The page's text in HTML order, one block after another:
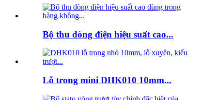
Bộ thu dòng điện hiệu suất cao...
Lỗ trong mini DHK010 10mm...